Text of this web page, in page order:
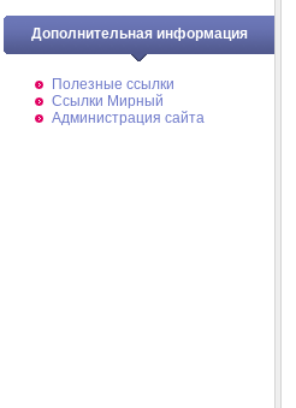
Дополнительная информация
Полезные ссылки
Ссылки Мирный
Администрация сайта